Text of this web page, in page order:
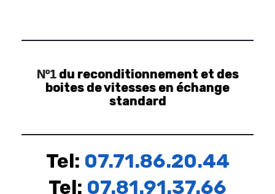
Nº1du reconditionnement et des
boites de vitesses en échange
standard
Tel: 07.71.86.20.44
Tel: 07.81.91.37.66